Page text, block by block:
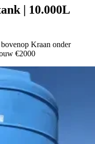
| 10.000L
Kraan onder
€2000